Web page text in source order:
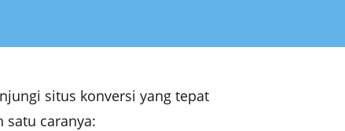
situs konversi yang tepat
satu caranya: